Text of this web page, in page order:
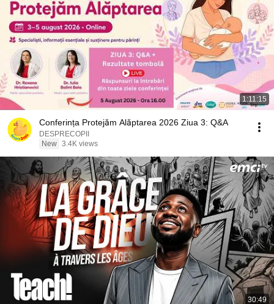
1:11:15
Conferința Protejăm Alăptarea 2026 Ziua 3: Q&A
DESPRECOPII
New 3.4K views
30:49